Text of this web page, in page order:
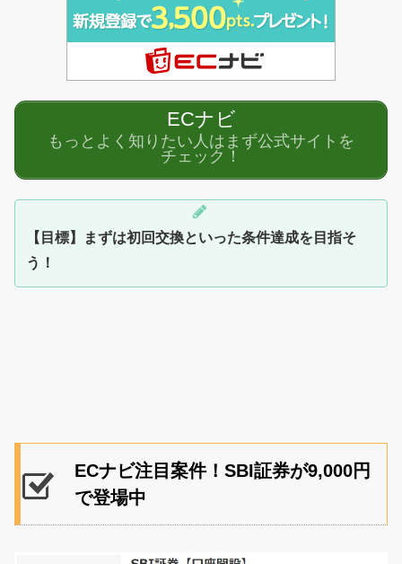
ECナビ
もっとよく知りたい人はまず公式サイトを
チェック！
【目標】まずは初回交換といった条件達成を目指そ
う！
ECナビ注目案件！SBI証券が9,000円
で登場中